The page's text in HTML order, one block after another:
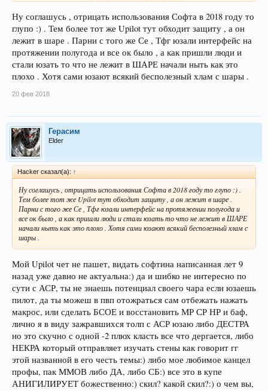
Ну соглашусь , отрицать использования Софта в 2018 году то
глупо :) . Тем более тот же Upilot тут обходит защиту , а он
лежит в шаре . Парни с того же Се , Тфг юзали интерфейс на
протяжении полугода и все ок было , а как пришли люди и
стали юзать то что не лежит в ШАРЕ начали ныть как это
плохо . Хотя сами юзают всякий бесполезный хлам с шары .
20 фев 2018
Герасим
Elder
Hacker сказал(а): ↑
Ну соглашусь , отрицать использования Софта в 2018 году то глупо :) .
Тем более тот же Upilot тут обходит защиту , а он лежит в шаре .
Парни с того же Се , Тфг юзали интерфейс на протяжении полугода и
все ок было , а как пришли люди и стали юзать то что не лежит в ШАРЕ
начали ныть как это плохо . Хотя сами юзают всякий бесполезный хлам с
шары .
Мой Upilot чет не пашет, видать софтина написанная лет 9
назад уже давно не актуальна:) да и шибко не интересно по
сути с АСР, ты не знаешь потенциал своего чара если юзаешь
пилот, да ты можеш в пвп отожраться сам отбежать нажать
макрос, или сделать БСОЕ и восстановить МР СР НР и баф,
лично я в виду зажравшихся толп с АСР юзаю либо ДЕСТРА
но это скучно с одной -2 плюх класть все что дергается, либо
НЕКРА который отправляет изучать стены как говорит гг
этой названной в его честь темы:) либо мое любимое канцел
профы, пак ММОВ либо ДА, либо СБ:) все это в купе
АНИГИЛИРУЕТ божественно:) скил? какой скил?:) о чем вы,